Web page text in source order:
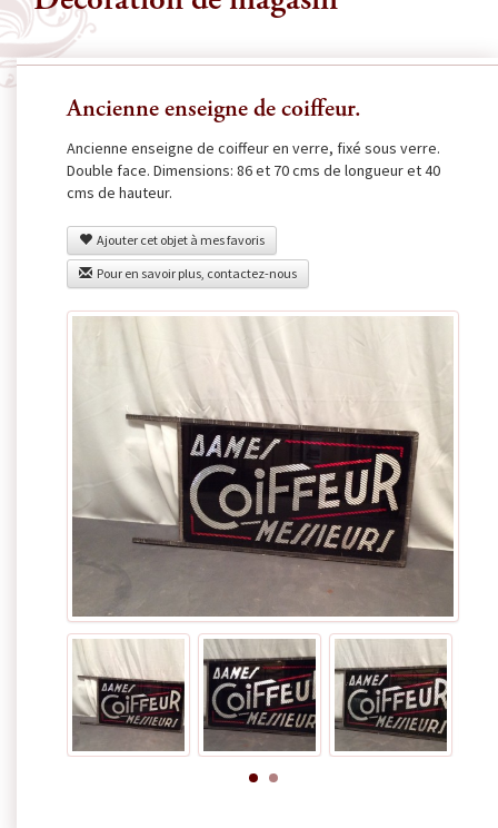
Ancienne enseigne de coiffeur.
Ancienne enseigne de coiffeur en verre, fixé sous verre.
Double face. Dimensions: 86 et 70 cms de longueur et 40
cms de hauteur.
Ajouter cet objet à mes favoris
Pour en savoir plus, contactez-nous